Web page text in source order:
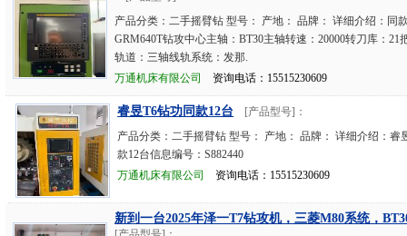
产品分类：二手摇臂钻 型号： 产地： 品牌： 详细介绍：同
GRM640T钻攻中心主轴：BT30主轴转速：20000转刀库：21
轨道：三轴线轨系统：发那.
万通机床有限公司
资询电话：15515230609
睿昱T6钻功同款12台
[产品型号]：
产品分类：二手摇臂钻 型号： 产地： 品牌： 详细介绍：睿
款12台信息编号：S882440
万通机床有限公司
资询电话：15515230609
新到一台2025年泽一T7钻攻机，三菱M80系统，